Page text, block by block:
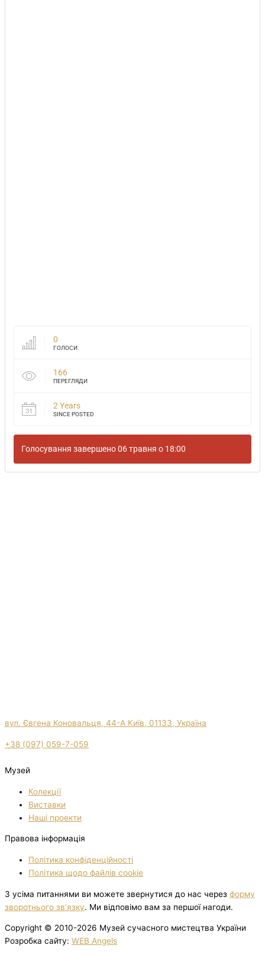
0
ГОЛОСИ
166
ПЕРЕГЛЯДИ
2 Years
SINCE POSTED
Голосування завершено 06 травня о 18:00
вул. Євгена Коновальця, 44-А Київ, 01133, Україна
+38 (097) 059-7-059
Музей
Колекції
Виставки
Нашi проекти
Правова інформація
Політика конфіденційності
Політика щодо файлів cookie
З усіма питаннями ви можете звернутися до нас через форму
зворотнього зв’язку. Ми відповімо вам за першої нагоди.
Copyright © 2010-2026 Музей сучасного мистецтва України
Розробка сайту: WEB Angels